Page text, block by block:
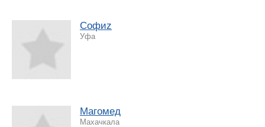
Софиz
Уфа
Магомед
Махачкала